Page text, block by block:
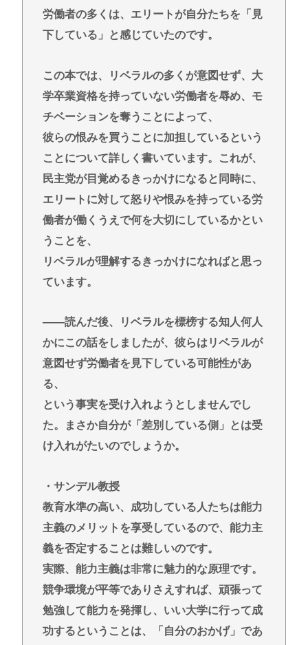
労働者の多くは、エリートが自分たちを「見
下している」と感じていたのです。
この本では、リベラルの多くが意図せず、大
学卒業資格を持っていない労働者を辱め、モ
チベーションを奪うことによって、
彼らの恨みを買うことに加担しているという
ことについて詳しく書いています。これが、
民主党が目覚めるきっかけになると同時に、
エリートに対して怒りや恨みを持っている労
働者が働くうえで何を大切にしているかとい
うことを、
リベラルが理解するきっかけになればと思っ
ています。
――読んだ後、リベラルを標榜する知人何人
かにこの話をしましたが、彼らはリベラルが
意図せず労働者を見下している可能性があ
る、
という事実を受け入れようとしませんでし
た。まさか自分が「差別している側」とは受
け入れがたいのでしょうか。
・サンデル教授
教育水準の高い、成功している人たちは能力
主義のメリットを享受しているので、能力主
義を否定することは難しいのです。
実際、能力主義は非常に魅力的な原理です。
競争環境が平等でありさえすれば、頑張って
勉強して能力を発揮し、いい大学に行って成
功するということは、「自分のおかげ」であ